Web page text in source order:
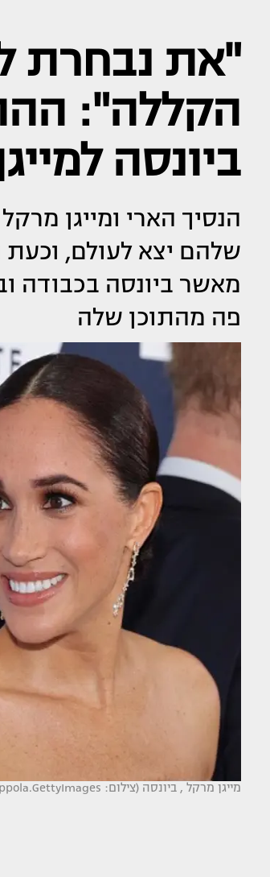
"את נבחרת
הקללה":
ביונסה
הנסיך הארי ומייגן
שלהם יצא לעולם,
מאשר ביונסה בכבודה
פה מהתוכן שלה
מייגן מרקל , ביונסה (צילום: CBS Photo Archive gettyimages,Mike Coppola.GettyImages)